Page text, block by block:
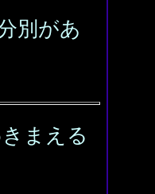
別があ
まえる